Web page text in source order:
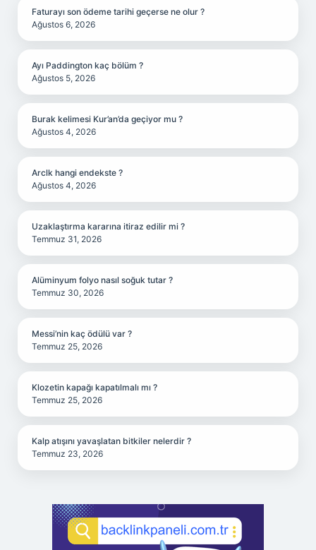
Faturayı son ödeme tarihi geçerse ne olur ?
Ağustos 6, 2026
Ayı Paddington kaç bölüm ?
Ağustos 5, 2026
Burak kelimesi Kur’an’da geçiyor mu ?
Ağustos 4, 2026
Arclk hangi endekste ?
Ağustos 4, 2026
Uzaklaştırma kararına itiraz edilir mi ?
Temmuz 31, 2026
Alüminyum folyo nasıl soğuk tutar ?
Temmuz 30, 2026
Messi’nin kaç ödülü var ?
Temmuz 25, 2026
Klozetin kapağı kapatılmalı mı ?
Temmuz 25, 2026
Kalp atışını yavaşlatan bitkiler nelerdir ?
Temmuz 23, 2026